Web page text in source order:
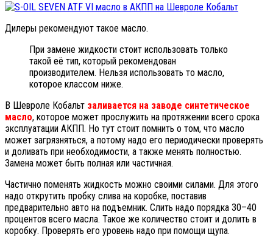
Дилеры рекомендуют такое масло.
При замене жидкости стоит использовать только
такой её тип, который рекомендован
производителем. Нельзя использовать то масло,
которое классом ниже.
В Шевроле Кобальт заливается на заводе синтетическое
масло, которое может прослужить на протяжении всего срока
эксплуатации АКПП. Но тут стоит помнить о том, что масло
может загрязняться, а потому надо его периодически проверять
и доливать при необходимости, а также менять полностью.
Замена может быть полная или частичная.
Частично поменять жидкость можно своими силами. Для этого
надо открутить пробку слива на коробке, поставив
предварительно авто на подъемник. Слить надо порядка 30–40
процентов всего масла. Такое же количество стоит и долить в
коробку. Проверять его уровень надо при помощи щупа.